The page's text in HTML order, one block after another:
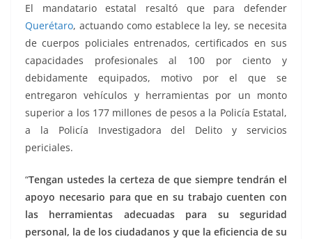
El mandatario estatal resaltó que para defender
Querétaro, actuando como establece la ley, se necesita
de cuerpos policiales entrenados, certificados en sus
capacidades profesionales al 100 por ciento y
debidamente equipados, motivo por el que se
entregaron vehículos y herramientas por un monto
superior a los 177 millones de pesos a la Policía Estatal,
a la Policía Investigadora del Delito y servicios
periciales.
“Tengan ustedes la certeza de que siempre tendrán el
apoyo necesario para que en su trabajo cuenten con
las herramientas adecuadas para su seguridad
personal, la de los ciudadanos y que la eficiencia de su